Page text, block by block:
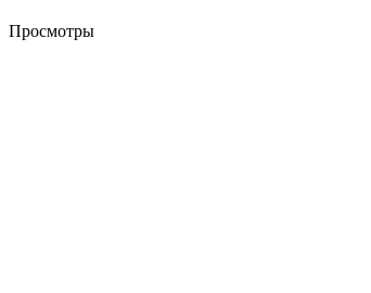
Просмотры